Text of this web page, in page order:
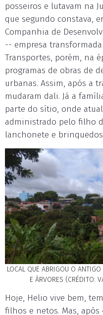
posseiros e lutavam na
que segundo constava,
Companhia de
-- empresa
Transportes, porém, na
programas de obras de
urbanas. Assim, após a
mudaram dali. Já a
parte do sítio, onde
administrado pelo filho
lanchonete e
LOCAL QUE ABRIGOU O
E ÁRVORES (CRÉDITO:
Hoje, Helio vive bem,
filhos e netos. Mas, após